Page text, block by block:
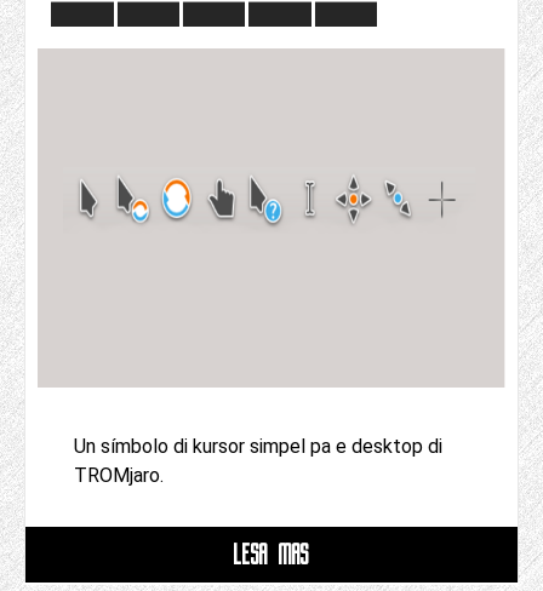
Un símbolo di kursor simpel pa e desktop di
TROMjaro.
LESA MAS